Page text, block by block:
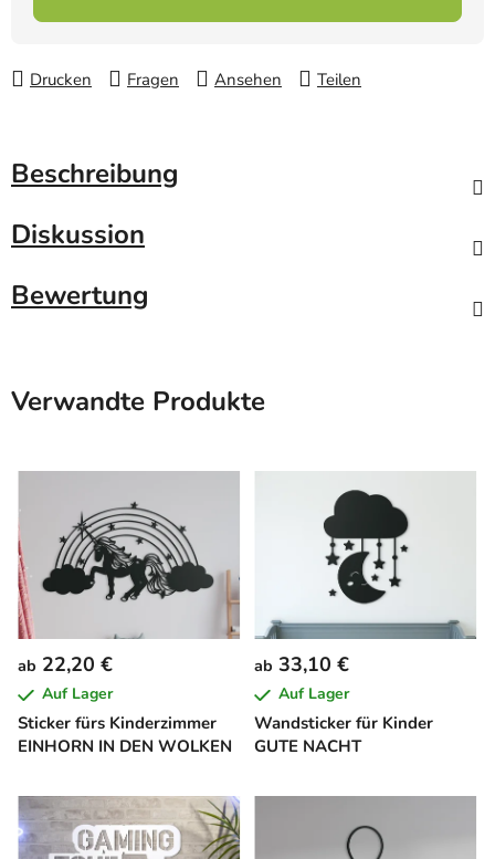
Drucken Fragen Ansehen Teilen
Beschreibung
Diskussion
Bewertung
Verwandte Produkte
Sticker fürs Kinderzimmer
EINHORN IN DEN WOLKEN
ab 22,20 €
Auf Lager
Wandsticker für Kinder
GUTE NACHT
ab 33,10 €
Auf Lager